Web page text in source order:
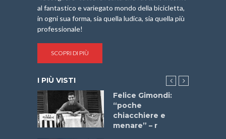
al fantastico e variegato mondo della bicicletta,
in ogni sua forma, sia quella ludica, sia quella più
professionale!
SCOPRI DI PIÙ
I PIÙ VISTI
Felice Gimondi:
“poche
chiacchiere e
menare” – r